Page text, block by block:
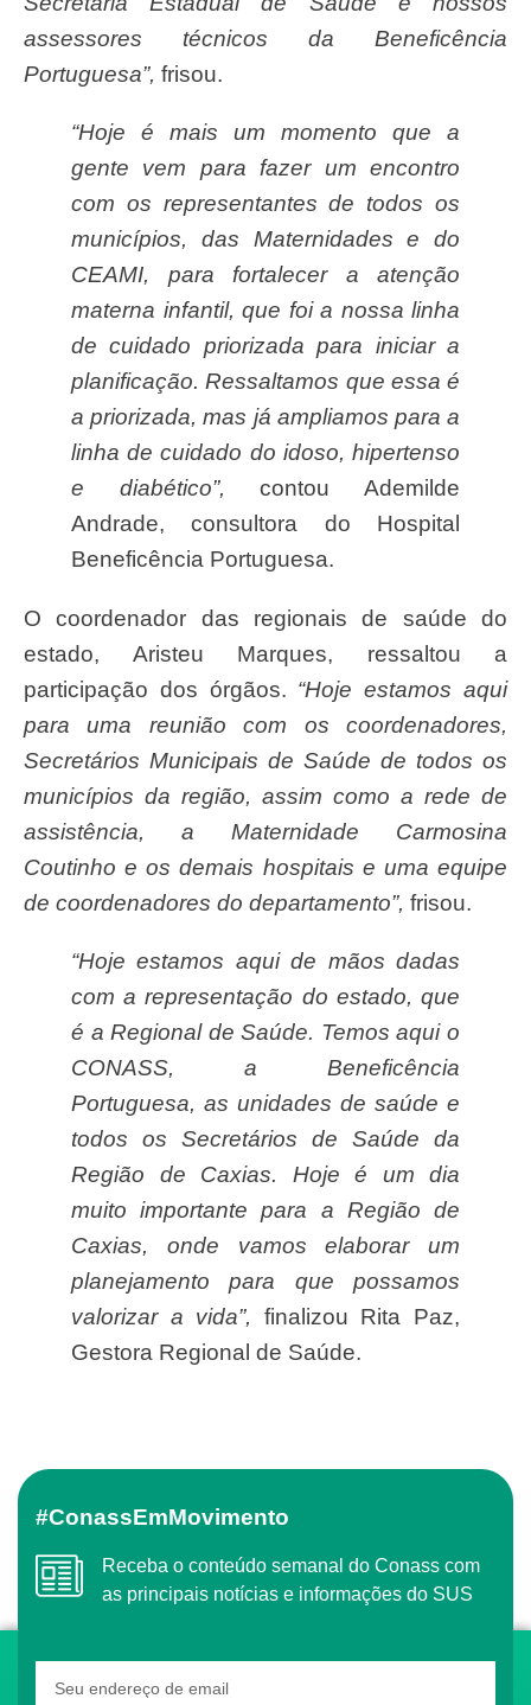
assessores técnicos da Beneficência
Portuguesa”, frisou.
“Hoje é mais um momento que a
gente vem para fazer um encontro
com os representantes de todos os
municípios, das Maternidades e do
CEAMI, para fortalecer a atenção
materna infantil, que foi a nossa linha
de cuidado priorizada para iniciar a
planificação. Ressaltamos que essa é
a priorizada, mas já ampliamos para a
linha de cuidado do idoso, hipertenso
e diabético”, contou Ademilde
Andrade, consultora do Hospital
Beneficência Portuguesa.
O coordenador das regionais de saúde do
estado, Aristeu Marques, ressaltou a
participação dos órgãos. “Hoje estamos aqui
para uma reunião com os coordenadores,
Secretários Municipais de Saúde de todos os
municípios da região, assim como a rede de
assistência, a Maternidade Carmosina
Coutinho e os demais hospitais e uma equipe
de coordenadores do departamento”, frisou.
“Hoje estamos aqui de mãos dadas
com a representação do estado, que
é a Regional de Saúde. Temos aqui o
CONASS, a Beneficência
Portuguesa, as unidades de saúde e
todos os Secretários de Saúde da
Região de Caxias. Hoje é um dia
muito importante para a Região de
Caxias, onde vamos elaborar um
planejamento para que possamos
valorizar a vida”,
finalizou Rita Paz,
Gestora Regional de Saúde.
#ConassEmMovimento
Receba o conteúdo semanal do Conass com
as principais notícias e informações do SUS